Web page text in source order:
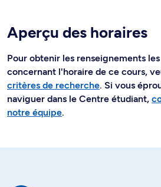
Aperçu des horaires
Pour obtenir les renseignements
concernant l'horaire de ce cours,
critères de recherche. Si vous
naviguer dans le Centre étudiant,
notre équipe.